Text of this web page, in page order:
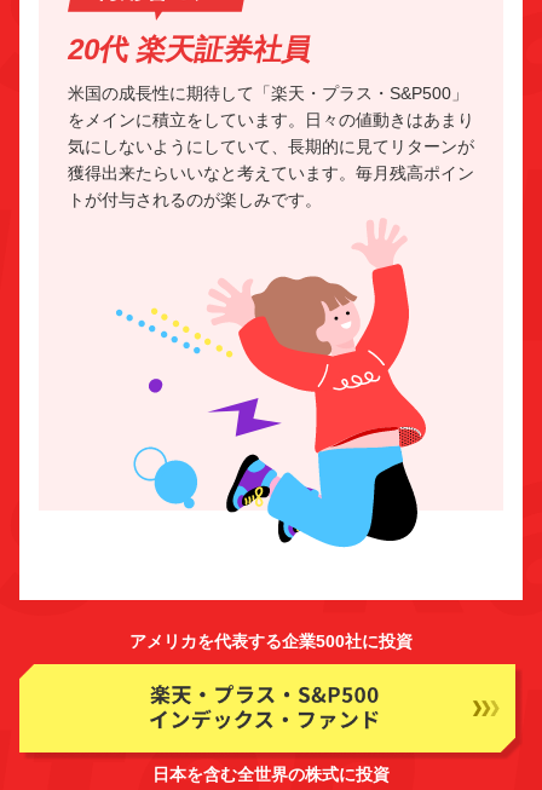
20代 楽天証券社員
米国の成長性に期待して「楽天・プラス・S&P500」
をメインに積立をしています。日々の値動きはあまり
気にしないようにしていて、長期的に見てリターンが
獲得出来たらいいなと考えています。毎月残高ポイン
トが付与されるのが楽しみです。
アメリカを代表する企業500社に投資
日本を含む全世界の株式に投資